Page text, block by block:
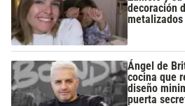
decoración
Ángel de
cocina que
diseño
puerta